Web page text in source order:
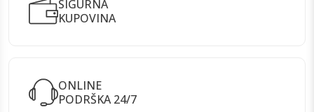
SIGURNA
KUPOVINA
ONLINE
PODRŠKA 24/7